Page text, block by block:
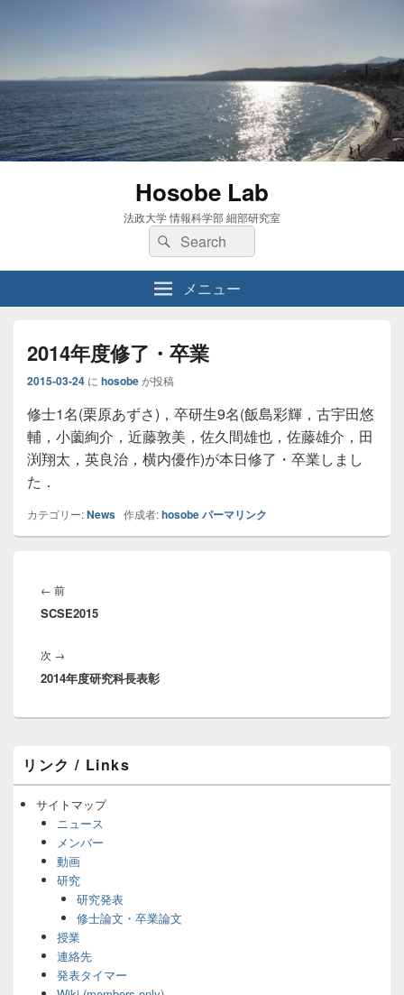
Hosobe Lab
法政大学 情報科学部 細部研究室
検
索:
検
索
メニュー
2014年度修了・卒業
2015-03-24 に hosobeが投稿
修士1名(栗原あずさ)，卒研生9名(飯島彩輝，古宇田悠
輔，小薗絢介，近藤敦美，佐久間雄也，佐藤雄介，田
渕翔太，英良治，横内優作)が本日修了・卒業しまし
た．
カテゴリー:News 作成者:hosobeパーマリンク
稿
ナ
ゲ
ー
シ
← 前前
の
SCSE2015
次 →
の
稿:
2014年度研究科長表彰
ン
サ
リンク / Links
サイトマップ
ニュース
メンバー
動画
研究
研究発表
修士論文・卒業論文
授業
連絡先
発表タイマー